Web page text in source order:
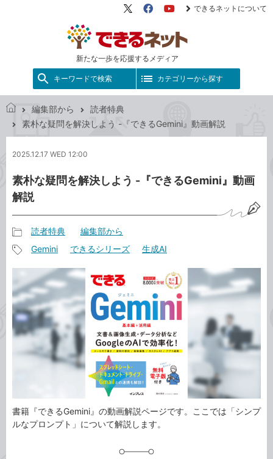
新たな一歩を応援するメディア
X（旧
FacebookYouTube
できるネットについて
キーワードで検索 カテゴリーから探す
で
き
ネ
ト
編集部から
読者特典
素朴な疑問を解決しよう -『できるGemini』動画解説
2025.12.17 WED 12:00
素朴な疑問を解決しよう -『できるGemini』動画
解説
事
カ
テ
ゴ
リ
読者特典 編集部から
タ
グ
Gemini できるシリーズ 生成AI
書籍『できるGemini』の動画解説ページです。ここでは「シンプ
ルなプロンプト」について解説します。